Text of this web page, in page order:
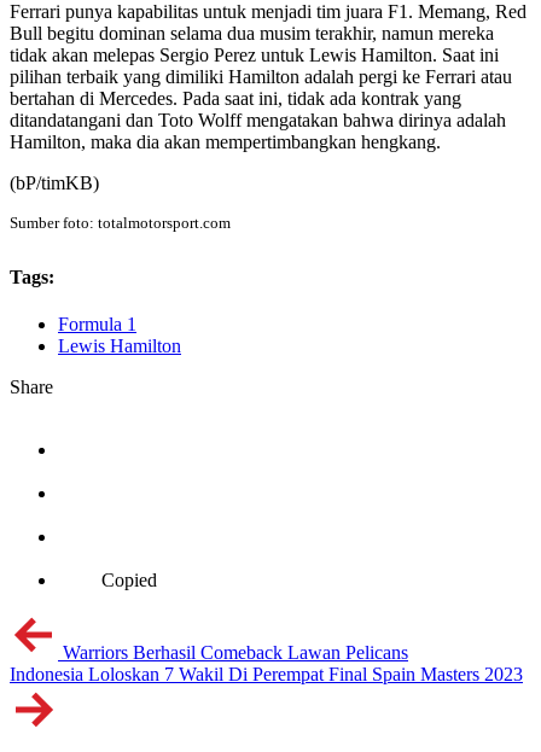
Ferrari punya kapabilitas untuk menjadi tim juara F1. Memang, Red
Bull begitu dominan selama dua musim terakhir, namun mereka
tidak akan melepas Sergio Perez untuk Lewis Hamilton. Saat ini
pilihan terbaik yang dimiliki Hamilton adalah pergi ke Ferrari atau
bertahan di Mercedes. Pada saat ini, tidak ada kontrak yang
ditandatangani dan Toto Wolff mengatakan bahwa dirinya adalah
Hamilton, maka dia akan mempertimbangkan hengkang.
(bP/timKB)
Sumber foto: totalmotorsport.com
Tags:
Formula 1
Lewis Hamilton
Share
Copied
Warriors Berhasil Comeback Lawan Pelicans
Indonesia Loloskan 7 Wakil Di Perempat Final Spain Masters 2023